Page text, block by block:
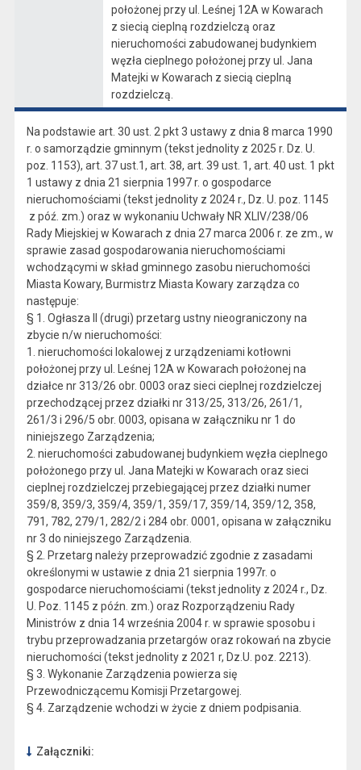
położonej przy ul. Leśnej 12A w Kowarach
z siecią cieplną rozdzielczą oraz
nieruchomości zabudowanej budynkiem
węzła cieplnego położonej przy ul. Jana
Matejki w Kowarach z siecią cieplną
rozdzielczą.
Na podstawie art. 30 ust. 2 pkt 3 ustawy z dnia 8 marca 1990
r. o samorządzie gminnym (tekst jednolity z 2025 r. Dz. U.
poz. 1153), art. 37 ust.1, art. 38, art. 39 ust. 1, art. 40 ust. 1 pkt
1 ustawy z dnia 21 sierpnia 1997 r. o gospodarce
nieruchomościami (tekst jednolity z 2024 r., Dz. U. poz. 1145
z póź. zm.) oraz w wykonaniu Uchwały NR XLIV/238/06
Rady Miejskiej w Kowarach z dnia 27 marca 2006 r. ze zm., w
sprawie zasad gospodarowania nieruchomościami
wchodzącymi w skład gminnego zasobu nieruchomości
Miasta Kowary, Burmistrz Miasta Kowary zarządza co
następuje:
§ 1. Ogłasza II (drugi) przetarg ustny nieograniczony na
zbycie n/w nieruchomości:
1. nieruchomości lokalowej z urządzeniami kotłowni
położonej przy ul. Leśnej 12A w Kowarach położonej na
działce nr 313/26 obr. 0003 oraz sieci cieplnej rozdzielczej
przechodzącej przez działki nr 313/25, 313/26, 261/1,
261/3 i 296/5 obr. 0003, opisana w załączniku nr 1 do
niniejszego Zarządzenia;
2. nieruchomości zabudowanej budynkiem węzła cieplnego
położonego przy ul. Jana Matejki w Kowarach oraz sieci
cieplnej rozdzielczej przebiegającej przez działki numer
359/8, 359/3, 359/4, 359/1, 359/17, 359/14, 359/12, 358,
791, 782, 279/1, 282/2 i 284 obr. 0001, opisana w załączniku
nr 3 do niniejszego Zarządzenia.
§ 2. Przetarg należy przeprowadzić zgodnie z zasadami
określonymi w ustawie z dnia 21 sierpnia 1997r. o
gospodarce nieruchomościami (tekst jednolity z 2024 r., Dz.
U. Poz. 1145 z późn. zm.) oraz Rozporządzeniu Rady
Ministrów z dnia 14 września 2004 r. w sprawie sposobu i
trybu przeprowadzania przetargów oraz rokowań na zbycie
nieruchomości (tekst jednolity z 2021 r, Dz.U. poz. 2213).
§ 3. Wykonanie Zarządzenia powierza się
Przewodniczącemu Komisji Przetargowej.
§ 4. Zarządzenie wchodzi w życie z dniem podpisania.
Załączniki: